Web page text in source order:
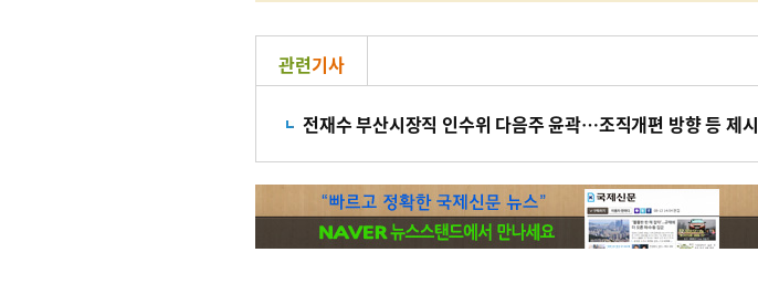
관련기사
전재수 부산시장직 인수위 다음주 윤곽…조직개편 방향 등 제시